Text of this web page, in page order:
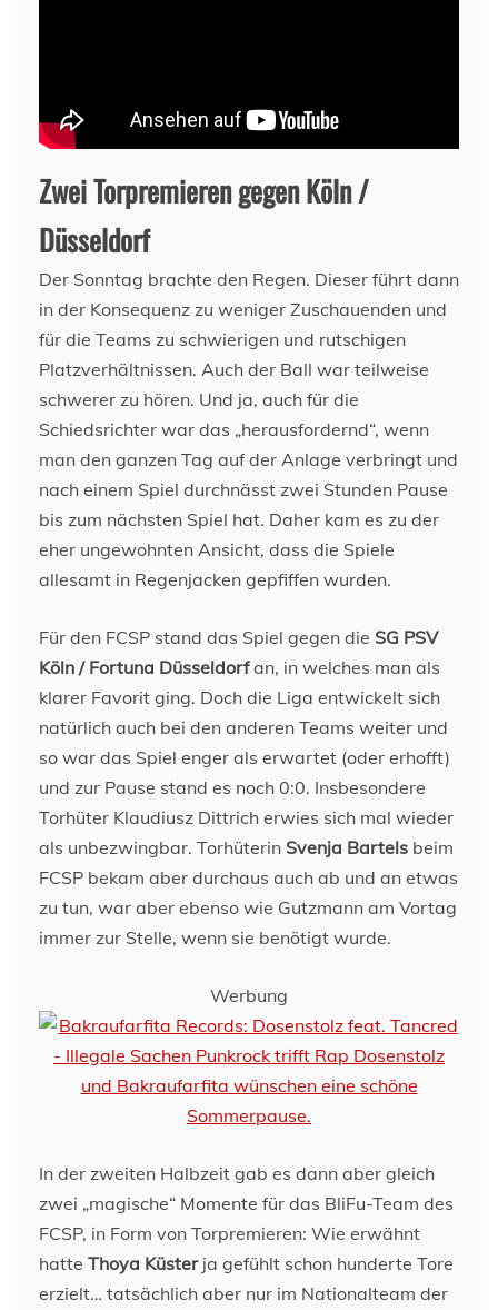
Zwei Torpremieren gegen Köln /
Düsseldorf
Der Sonntag brachte den Regen. Dieser führt dann
in der Konsequenz zu weniger Zuschauenden und
für die Teams zu schwierigen und rutschigen
Platzverhältnissen. Auch der Ball war teilweise
schwerer zu hören. Und ja, auch für die
Schiedsrichter war das „herausfordernd“, wenn
man den ganzen Tag auf der Anlage verbringt und
nach einem Spiel durchnässt zwei Stunden Pause
bis zum nächsten Spiel hat. Daher kam es zu der
eher ungewohnten Ansicht, dass die Spiele
allesamt in Regenjacken gepfiffen wurden.
Für den FCSP stand das Spiel gegen die SG PSV
Köln / Fortuna Düsseldorfan, in welches man als
klarer Favorit ging. Doch die Liga entwickelt sich
natürlich auch bei den anderen Teams weiter und
so war das Spiel enger als erwartet (oder erhofft)
und zur Pause stand es noch 0:0. Insbesondere
Torhüter Klaudiusz Dittrich erwies sich mal wieder
als unbezwingbar. Torhüterin Svenja Bartels beim
FCSP bekam aber durchaus auch ab und an etwas
zu tun, war aber ebenso wie Gutzmann am Vortag
immer zur Stelle, wenn sie benötigt wurde.
Werbung
In der zweiten Halbzeit gab es dann aber gleich
zwei „magische“ Momente für das BliFu-Team des
FCSP, in Form von Torpremieren: Wie erwähnt
hatte Thoya Küsterja gefühlt schon hunderte Tore
erzielt… tatsächlich aber nur im Nationalteam der